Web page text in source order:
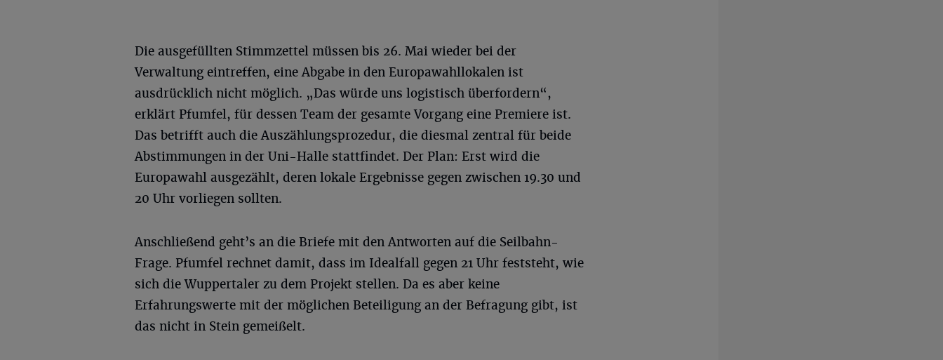
Die ausgefüllten Stimmzettel müssen bis 26. Mai wieder bei der
Verwaltung eintreffen, eine Abgabe in den Europawahllokalen ist
ausdrücklich nicht möglich. „Das würde uns logistisch überfordern“,
erklärt Pfumfel, für dessen Team der gesamte Vorgang eine Premiere ist.
Das betrifft auch die Auszählungsprozedur, die diesmal zentral für beide
Abstimmungen in der Uni-Halle stattfindet. Der Plan: Erst wird die
Europawahl ausgezählt, deren lokale Ergebnisse gegen zwischen 19.30 und
20 Uhr vorliegen sollten.
Anschließend geht’s an die Briefe mit den Antworten auf die Seilbahn-
Frage. Pfumfel rechnet damit, dass im Idealfall gegen 21 Uhr feststeht, wie
sich die Wuppertaler zu dem Projekt stellen. Da es aber keine
Erfahrungswerte mit der möglichen Beteiligung an der Befragung gibt, ist
das nicht in Stein gemeißelt.